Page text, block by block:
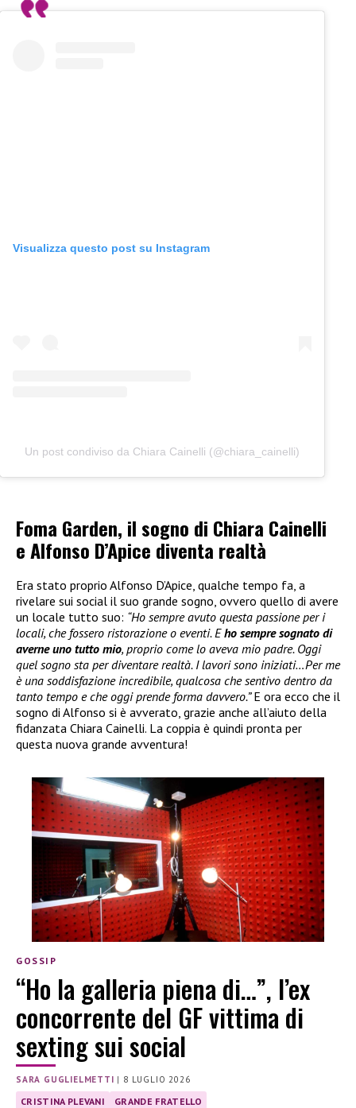
Visualizza questo post su Instagram
Un post condiviso da Chiara Cainelli (@chiara_cainelli)
Foma Garden, il sogno di Chiara Cainelli
e Alfonso D’Apice diventa realtà
Era stato proprio Alfonso D’Apice, qualche tempo fa, a
rivelare sui social il suo grande sogno, ovvero quello di avere
un locale tutto suo: “Ho sempre avuto questa passione per i
locali, che fossero ristorazione o eventi. Eho sempre sognato di
averne uno tutto mio, proprio come lo aveva mio padre. Oggi
quel sogno sta per diventare realtà. I lavori sono iniziati…Per me
è una soddisfazione incredibile, qualcosa che sentivo dentro da
tanto tempo e che oggi prende forma davvero.”E ora ecco che il
sogno di Alfonso si è avverato, grazie anche all’aiuto della
fidanzata Chiara Cainelli. La coppia è quindi pronta per
questa nuova grande avventura!
GOSSIP
“Ho la galleria piena di…”, l’ex
concorrente del GF vittima di
sexting sui social
SARA GUGLIELMETTI | 8 LUGLIO 2026
CRISTINA PLEVANI GRANDE FRATELLO